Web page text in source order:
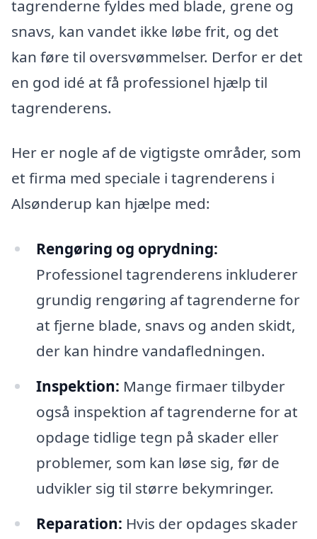
tagrenderne fyldes med blade, grene og
snavs, kan vandet ikke løbe frit, og det
kan føre til oversvømmelser. Derfor er det
en god idé at få professionel hjælp til
tagrenderens.
Her er nogle af de vigtigste områder, som
et firma med speciale i tagrenderens i
Alsønderup kan hjælpe med:
Rengøring og oprydning:
Professionel tagrenderens inkluderer
grundig rengøring af tagrenderne for
at fjerne blade, snavs og anden skidt,
der kan hindre vandafledningen.
Inspektion: Mange firmaer tilbyder
også inspektion af tagrenderne for at
opdage tidlige tegn på skader eller
problemer, som kan løse sig, før de
udvikler sig til større bekymringer.
Reparation: Hvis der opdages skader